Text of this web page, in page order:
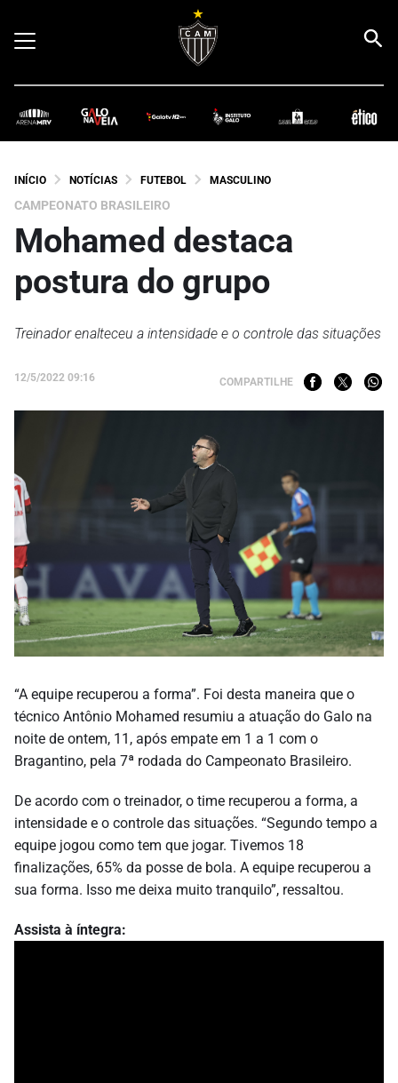
INÍCIO NOTÍCIAS FUTEBOL MASCULINO
CAMPEONATO BRASILEIRO
Mohamed destaca
postura do grupo
Treinador enalteceu a intensidade e o controle das situações
12/5/2022 09:16 COMPARTILHE
“A equipe recuperou a forma”. Foi desta maneira que o
técnico Antônio Mohamed resumiu a atuação do Galo na
noite de ontem, 11, após empate em 1 a 1 com o
Bragantino, pela 7ª rodada do Campeonato Brasileiro.
De acordo com o treinador, o time recuperou a forma, a
intensidade e o controle das situações. “Segundo tempo a
equipe jogou como tem que jogar. Tivemos 18
finalizações, 65% da posse de bola. A equipe recuperou a
sua forma. Isso me deixa muito tranquilo”, ressaltou.
Assista à íntegra: